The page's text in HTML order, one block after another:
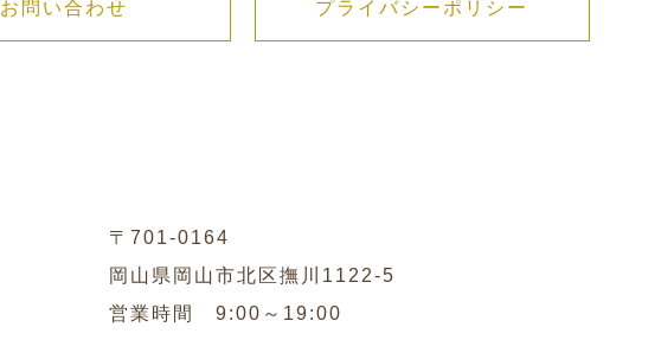
お問い合わせ プライバシーポリシー
〒701-0164
岡山県岡山市北区撫川1122-5
営業時間 9:00～19:00